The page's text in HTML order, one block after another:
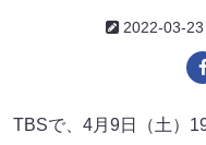
2022-03-23
TBSで、4月9日（土）